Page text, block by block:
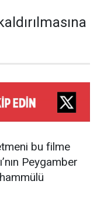
bu filme
Peygamber